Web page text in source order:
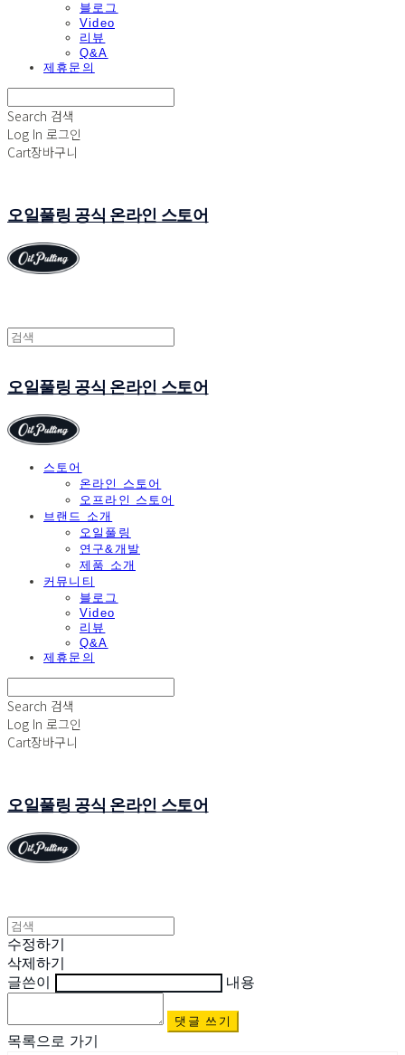
블로그
Video
리뷰
Q&A
제휴문의
Search 검색
Log In 로그인
Cart장바구니
오일풀링 공식 온라인 스토어
오일풀링 공식 온라인 스토어
스토어
온라인 스토어
오프라인 스토어
브랜드 소개
오일풀링
연구&개발
제품 소개
커뮤니티
블로그
Video
리뷰
Q&A
제휴문의
Search 검색
Log In 로그인
Cart장바구니
오일풀링 공식 온라인 스토어
수정하기
삭제하기
글쓴이
내용
댓글 쓰기
목록으로 가기